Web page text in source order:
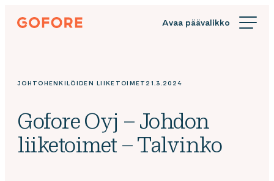
Siirry
suoraan
Gofore
knowledge
JOHTOHENKILÖIDEN LIIKETOIMET 21.3.2024
Gofore Oyj – Johdon
liiketoimet – Talvinko